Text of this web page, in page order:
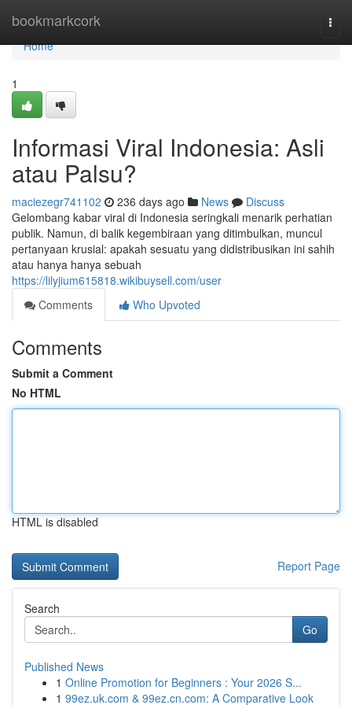
bookmarkcork
Home
Home
1
Informasi Viral Indonesia: Asli
atau Palsu?
maciezegr741102 236 days ago News
Discuss
Gelombang kabar viral di Indonesia seringkali menarik perhatian
publik. Namun, di balik kegembiraan yang ditimbulkan, muncul
pertanyaan krusial: apakah sesuatu yang didistribusikan ini sahih
atau hanya hanya sebuah
https://lilyjium615818.wikibuysell.com/user
Comments
Who Upvoted
Comments
Submit a Comment
No HTML
HTML is disabled
Report Page
Search
Go
Published News
1 Online Promotion for Beginners : Your 2026 S...
1 99ez.uk.com & 99ez.cn.com: A Comparative Look